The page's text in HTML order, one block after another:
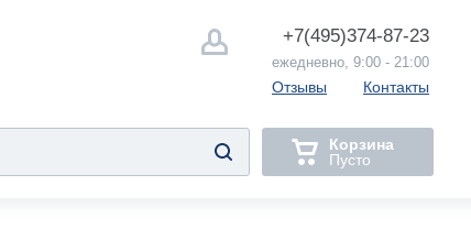
+7(495)374-87-23
ежедневно, 9:00 - 21:00
Отзывы Контакты
Корзина
Пусто